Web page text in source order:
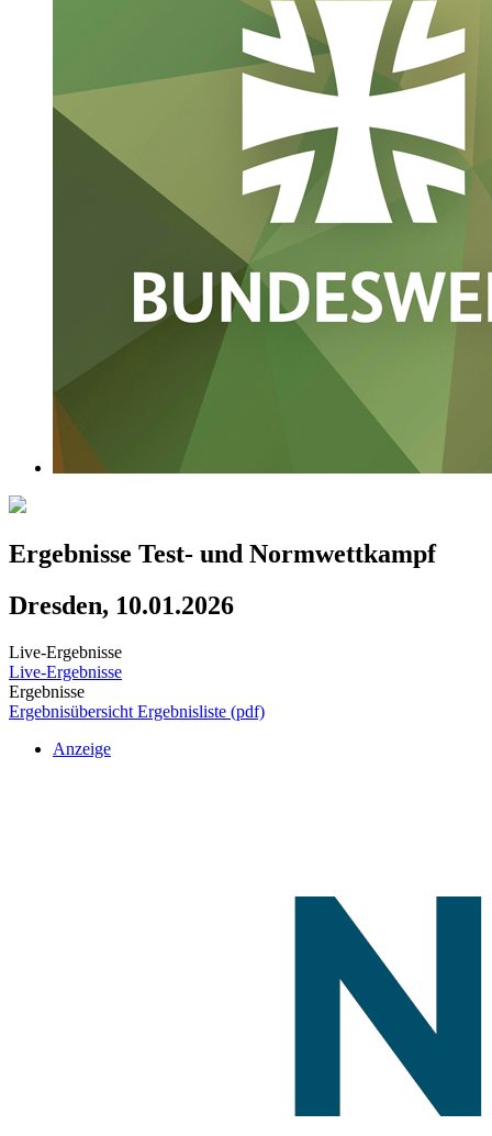
Ergebnisse Test- und Normwettkampf
Dresden, 10.01.2026
Live-Ergebnisse
Live-Ergebnisse
Ergebnisse
Ergebnisübersicht Ergebnisliste (pdf)
Anzeige